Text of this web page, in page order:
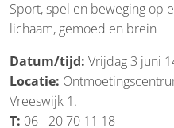
Sport, spel en beweging op
lichaam, gemoed en brein
Datum/tijd: Vrijdag 3 juni
Locatie:
Vreeswijk 1.
T: 06 - 20 70 11 18